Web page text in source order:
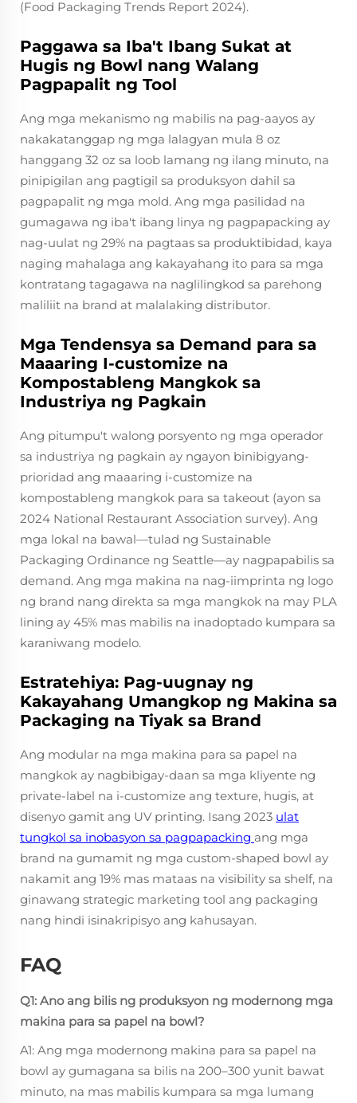
(Food Packaging Trends Report 2024).
Paggawa sa Iba't Ibang Sukat at
Hugis ng Bowl nang Walang
Pagpapalit ng Tool
Ang mga mekanismo ng mabilis na pag-aayos ay
nakakatanggap ng mga lalagyan mula 8 oz
hanggang 32 oz sa loob lamang ng ilang minuto, na
pinipigilan ang pagtigil sa produksyon dahil sa
pagpapalit ng mga mold. Ang mga pasilidad na
gumagawa ng iba't ibang linya ng pagpapacking ay
nag-uulat ng 29% na pagtaas sa produktibidad, kaya
naging mahalaga ang kakayahang ito para sa mga
kontratang tagagawa na naglilingkod sa parehong
maliliit na brand at malalaking distributor.
Mga Tendensya sa Demand para sa
Maaaring I-customize na
Kompostableng Mangkok sa
Industriya ng Pagkain
Ang pitumpu't walong porsyento ng mga operador
sa industriya ng pagkain ay ngayon binibigyang-
prioridad ang maaaring i-customize na
kompostableng mangkok para sa takeout (ayon sa
2024 National Restaurant Association survey). Ang
mga lokal na bawal—tulad ng Sustainable
Packaging Ordinance ng Seattle—ay nagpapabilis sa
demand. Ang mga makina na nag-iimprinta ng logo
ng brand nang direkta sa mga mangkok na may PLA
lining ay 45% mas mabilis na inadoptado kumpara sa
karaniwang modelo.
Estratehiya: Pag-uugnay ng
Kakayahang Umangkop ng Makina sa
Packaging na Tiyak sa Brand
Ang modular na mga makina para sa papel na
mangkok ay nagbibigay-daan sa mga kliyente ng
private-label na i-customize ang texture, hugis, at
disenyo gamit ang UV printing. Isang 2023 ulat
tungkol sa inobasyon sa pagpapacking ang mga
brand na gumamit ng mga custom-shaped bowl ay
nakamit ang 19% mas mataas na visibility sa shelf, na
ginawang strategic marketing tool ang packaging
nang hindi isinakripisyo ang kahusayan.
FAQ
Q1: Ano ang bilis ng produksyon ng modernong mga
makina para sa papel na bowl?
A1: Ang mga modernong makina para sa papel na
bowl ay gumagana sa bilis na 200–300 yunit bawat
minuto, na mas mabilis kumpara sa mga lumang